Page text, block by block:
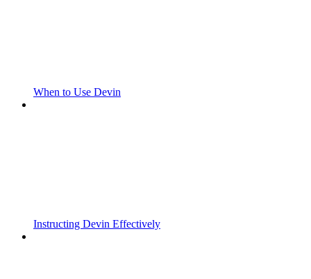
When to Use Devin
Instructing Devin Effectively